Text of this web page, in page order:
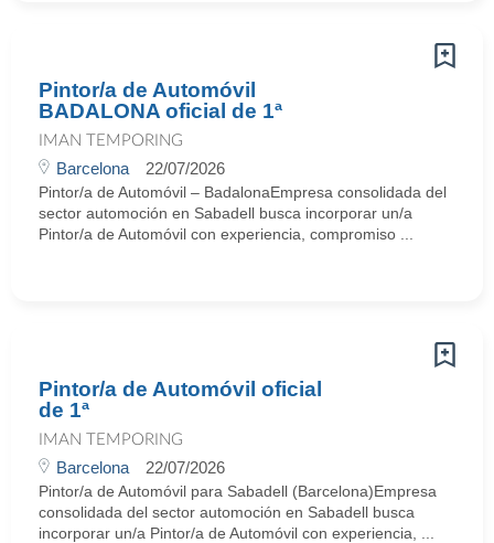
Pintor/a de Automóvil
BADALONA oficial de 1ª
IMAN TEMPORING
Barcelona 22/07/2026
Pintor/a de Automóvil – BadalonaEmpresa consolidada del
sector automoción en Sabadell busca incorporar un/a
Pintor/a de Automóvil con experiencia, compromiso ...
Pintor/a de Automóvil oficial
de 1ª
IMAN TEMPORING
Barcelona 22/07/2026
Pintor/a de Automóvil para Sabadell (Barcelona)Empresa
consolidada del sector automoción en Sabadell busca
incorporar un/a Pintor/a de Automóvil con experiencia, ...